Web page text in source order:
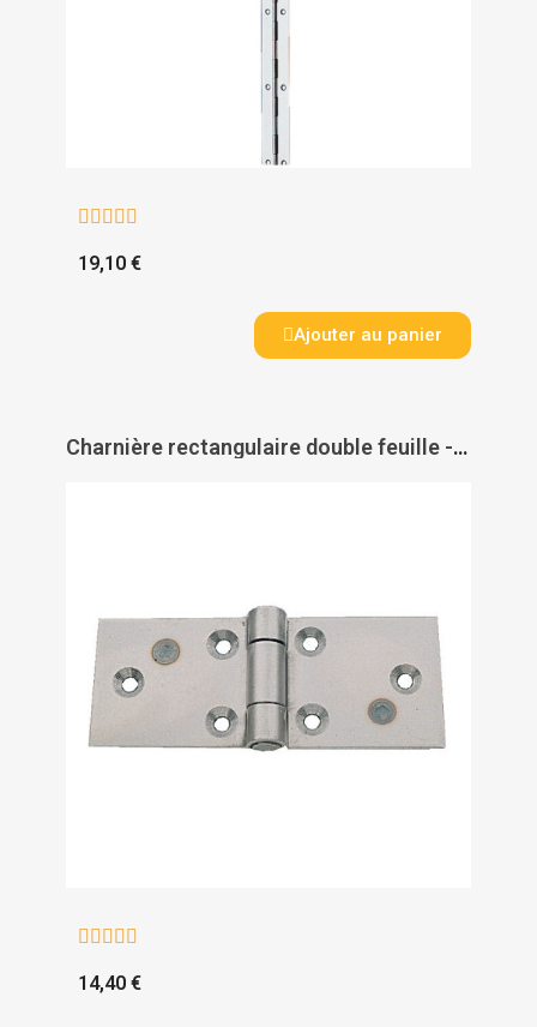
    
19,10 €
Ajouter au panier
Charnière rectangulaire double feuille - façon canne - acier - PAS DE MARQUE
    
14,40 €